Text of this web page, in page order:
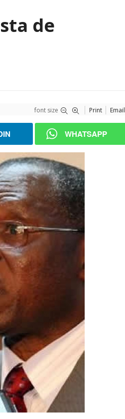
de
font size Print Email
WHATSAPP